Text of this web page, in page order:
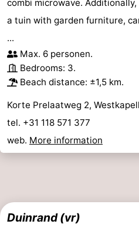
combi microwave.
a tuin with garden furniture,
...
Max. 6 personen.
Bedrooms: 3.
Beach distance: ±1,5 km.
Korte Prelaatweg 2,
tel. +31 118 571 377
web. More information
Duinrand (vr)